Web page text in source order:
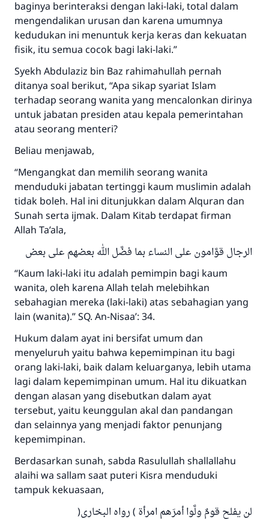
baginya berinteraksi dengan laki-laki, total dalam
mengendalikan urusan dan karena umumnya
kedudukan ini menuntuk kerja keras dan kekuatan
fisik, itu semua cocok bagi laki-laki.”
Syekh Abdulaziz bin Baz rahimahullah pernah
ditanya soal berikut, “Apa sikap syariat Islam
terhadap seorang wanita yang mencalonkan dirinya
untuk jabatan presiden atau kepala pemerintahan
atau seorang menteri?
Beliau menjawab,
“Mengangkat dan memilih seorang wanita
menduduki jabatan tertinggi kaum muslimin adalah
tidak boleh. Hal ini ditunjukkan dalam Alquran dan
Sunah serta ijmak. Dalam Kitab terdapat firman
Allah Ta’ala,
الرجال قوَّامون على النساء بما فضَّل الله بعضهم على بعض
“Kaum laki-laki itu adalah pemimpin bagi kaum
wanita, oleh karena Allah telah melebihkan
sebahagian mereka (laki-laki) atas sebahagian yang
lain (wanita).” SQ. An-Nisaa’: 34.
Hukum dalam ayat ini bersifat umum dan
menyeluruh yaitu bahwa kepemimpinan itu bagi
orang laki-laki, baik dalam keluarganya, lebih utama
lagi dalam kepemimpinan umum. Hal itu dikuatkan
dengan alasan yang disebutkan dalam ayat
tersebut, yaitu keunggulan akal dan pandangan
dan selainnya yang menjadi faktor penunjang
kepemimpinan.
Berdasarkan sunah, sabda Rasulullah shallallahu
alaihi wa sallam saat puteri Kisra menduduki
tampuk kekuasaan,
لن يفلح قومٌ ولَّوا أمرَهم امرأة ) رواه البخاري(